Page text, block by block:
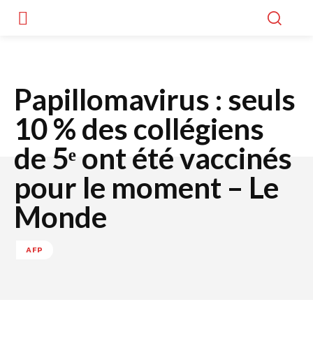
Papillomavirus : seuls
10 % des collégiens
de 5ᵉ ont été vaccinés
pour le moment – Le
Monde
AFP